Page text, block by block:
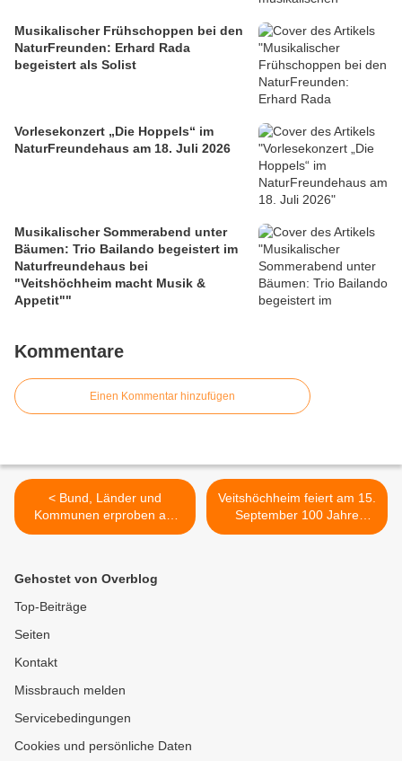
Musikalischer Frühschoppen bei den
NaturFreunden: Erhard Rada
begeistert als Solist
Vorlesekonzert „Die Hoppels“ im
NaturFreundehaus am 18. Juli 2026
Musikalischer Sommerabend unter
Bäumen: Trio Bailando begeistert im
Naturfreundehaus bei
"Veitshöchheim macht Musik &
Appetit""
Kommentare
Einen Kommentar hinzufügen
< Bund, Länder und
Kommunen erproben am
12. September 2024, 11
Katastrophenfälle
Veitshöchheim feiert am 15.
September 100 Jahre
Strom im Rathaushof u.a.
Gehostet von Overblog
Top-Beiträge
Seiten
Kontakt
Missbrauch melden
Servicebedingungen
Cookies und persönliche Daten